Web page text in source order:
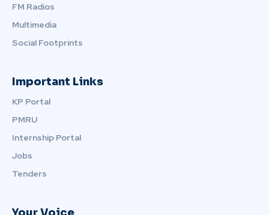
FM Radios
Multimedia
Social Footprints
Important Links
KP Portal
PMRU
Internship Portal
Jobs
Tenders